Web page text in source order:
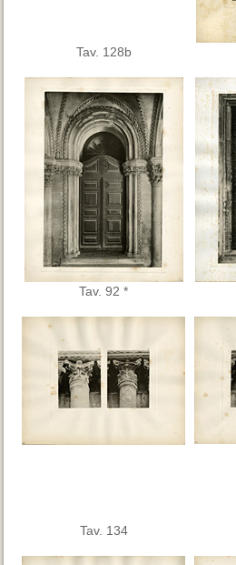
Tav. 128b
Tav. 92 *
Tav. 134